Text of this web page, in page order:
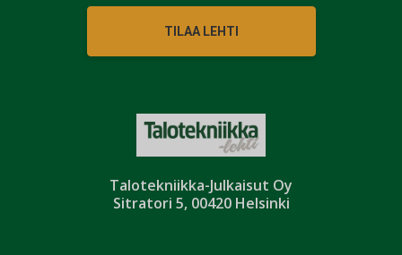
Talotekniikka-Julkaisut Oy
Sitratori 5, 00420 Helsinki
TILAA LEHTI